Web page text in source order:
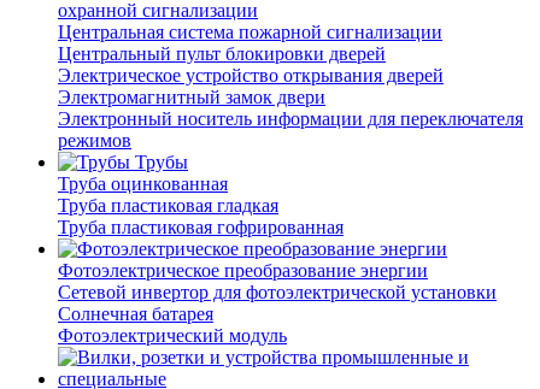
охранной сигнализации
Центральная система пожарной сигнализации
Центральный пульт блокировки дверей
Электрическое устройство открывания дверей
Электромагнитный замок двери
Электронный носитель информации для переключателя
режимов
Трубы
Труба оцинкованная
Труба пластиковая гладкая
Труба пластиковая гофрированная
Фотоэлектрическое преобразование энергии
Сетевой инвертор для фотоэлектрической установки
Солнечная батарея
Фотоэлектрический модуль